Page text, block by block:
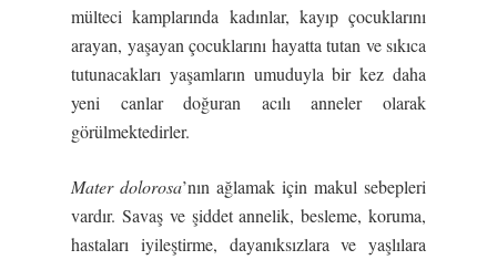
mülteci kamplarında kadınlar, kayıp çocuklarını
arayan, yaşayan çocuklarını hayatta tutan ve sıkıca
tutunacakları yaşamların umuduyla bir kez daha
yeni canlar doğuran acılı anneler olarak
görülmektedirler.
Mater dolorosa’nın ağlamak için makul sebepleri
vardır. Savaş ve şiddet annelik, besleme, koruma,
hastaları iyileştirme, dayanıksızlara ve yaşlılara